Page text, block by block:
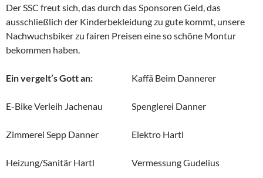
Der SSC freut sich, das durch das Sponsoren Geld, das
ausschließlich der Kinderbekleidung zu gute kommt, unsere
Nachwuchsbiker zu fairen Preisen eine so schöne Montur
bekommen haben.
Ein vergelt’s Gott an: Kaffä Beim Dannerer
E-Bike Verleih Jachenau Spenglerei Danner
Zimmerei Sepp Danner Elektro Hartl
Heizung/Sanitär Hartl Vermessung Gudelius